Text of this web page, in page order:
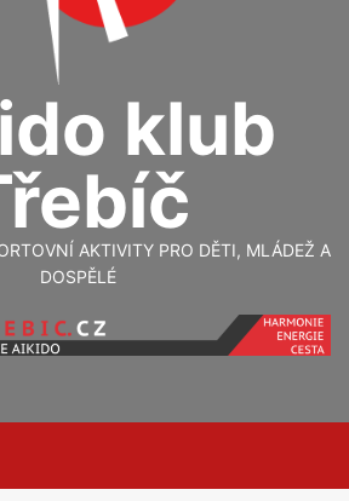
klub
AKTIVITY PRO DĚTI, MLÁDEŽ A
DOSPĚLÉ